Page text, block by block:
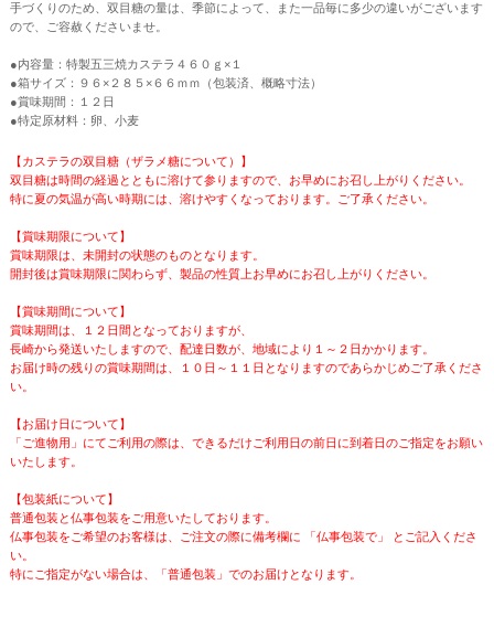
手づくりのため、双目糖の量は、季節によって、また一品毎に多少の違いがございます
ので、ご容赦くださいませ。
●内容量：特製五三焼カステラ４６０ｇ×１
●箱サイズ：９６×２８５×６６ｍｍ（包装済、概略寸法）
●賞味期間：１２日
●特定原材料：卵、小麦
【カステラの双目糖（ザラメ糖について）】
双目糖は時間の経過とともに溶けて参りますので、お早めにお召し上がりください。
特に夏の気温が高い時期には、溶けやすくなっております。ご了承ください。
【賞味期限について】
賞味期限は、未開封の状態のものとなります。
開封後は賞味期限に関わらず、製品の性質上お早めにお召し上がりください。
【賞味期間について】
賞味期間は、１２日間となっておりますが、
長崎から発送いたしますので、配達日数が、地域により１～２日かかります。
お届け時の残りの賞味期間は、１０日～１１日となりますのであらかじめご了承くださ
い。
【お届け日について】
「ご進物用」にてご利用の際は、できるだけご利用日の前日に到着日のご指定をお願い
いたします。
【包装紙について】
普通包装と仏事包装をご用意いたしております。
仏事包装をご希望のお客様は、ご注文の際に備考欄に 「仏事包装で」 とご記入くださ
い。
特にご指定がない場合は、「普通包装」でのお届けとなります。